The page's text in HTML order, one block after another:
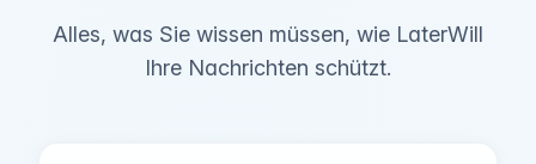
Alles, was Sie wissen müssen, wie LaterWill
Ihre Nachrichten schützt.